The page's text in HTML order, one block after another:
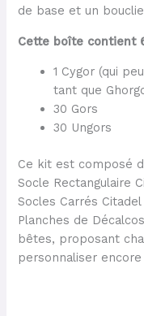
de base et un
Cette boîte contient
1 Cygor (qui
tant que
30 Gors
30 Ungors
Ce kit est composé
Socle Rectangulaire
Socles Carrés
Planches de
bêtes, proposant
personnaliser